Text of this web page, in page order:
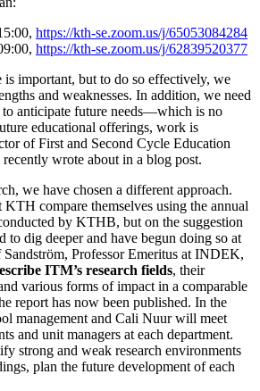
https://kth-se.zoom.us/j/65053084284
https://kth-se.zoom.us/j/62839520377
important, but to do so effectively, we
and weaknesses. In addition, we need
to anticipate future needs—which is no
educational offerings, work is
of First and Second Cycle Education
wrote about in a blog post.
we have chosen a different approach.
KTH compare themselves using the annual
by KTHB, but on the suggestion
to dig deeper and have begun doing so at
Professor Emeritus at INDEK,
ITM’s research fields, their
various forms of impact in a comparable
report has now been published. In the
management and Cali Nuur will meet
and unit managers at each department.
strong and weak research environments
plan the future development of each